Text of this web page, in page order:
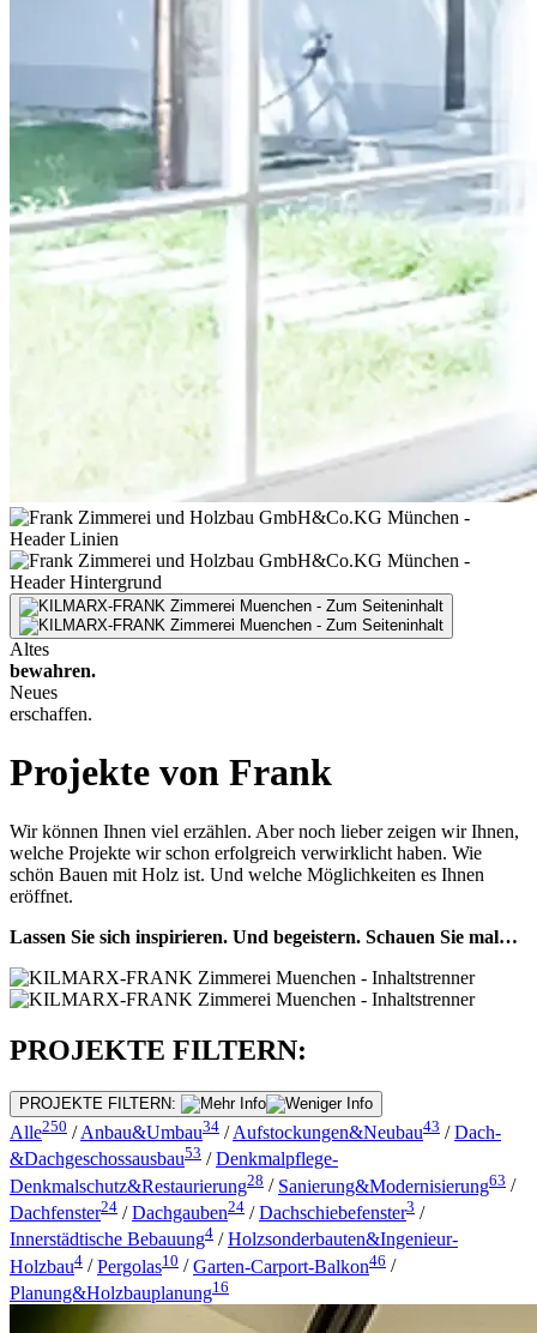
Altes
bewahren.
Neues
erschaffen.
Projekte von Frank
Wir können Ihnen viel erzählen. Aber noch lieber zeigen wir Ihnen,
welche Projekte wir schon erfolgreich verwirklicht haben. Wie
schön Bauen mit Holz ist. Und welche Möglichkeiten es Ihnen
eröffnet.
Lassen Sie sich inspirieren. Und begeistern. Schauen Sie mal…
PROJEKTE FILTERN:
PROJEKTE FILTERN:
Alle250 / Anbau&Umbau34 / Aufstockungen&Neubau43 / Dach-
&Dachgeschossausbau53 / Denkmalpflege-
Denkmalschutz&Restaurierung28 / Sanierung&Modernisierung63 /
Dachfenster24 / Dachgauben24 / Dachschiebefenster3 /
Innerstädtische Bebauung4 / Holzsonderbauten&Ingenieur-
Holzbau4 / Pergolas10 / Garten-Carport-Balkon46 /
Planung&Holzbauplanung16